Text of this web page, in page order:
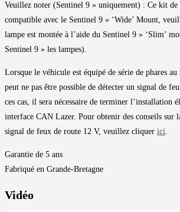
Veuillez noter (Sentinel 9 » uniquement) : Ce kit de
compatible avec le Sentinel 9 » ‘Wide’ Mount,
lampe est montée à l’aide du Sentinel 9 » ‘Slim’
Sentinel 9 » les lampes).
Lorsque le véhicule est équipé de série de phares
peut ne pas être possible de détecter un signal de
ces cas, il sera nécessaire de terminer l’installation
interface CAN Lazer. Pour obtenir des conseils sur
signal de feux de route 12 V, veuillez cliquer ici.
Garantie de 5 ans
Fabriqué en Grande-Bretagne
Vidéo